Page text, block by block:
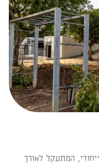
המתעקל לאורך